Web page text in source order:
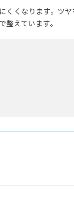
くなります。ツ
えています。